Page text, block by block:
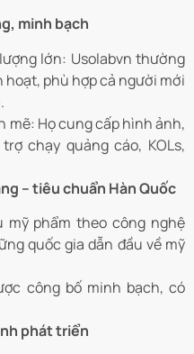
minh bạch
lớn: Usolabvn thường
phù hợp cả người mới
mẽ: Họ cung cấp hình ảnh,
chạy quảng cáo, KOLs,
– tiêu chuẩn Hàn Quốc
mỹ phẩm theo công nghệ
quốc gia dẫn đầu về mỹ
công bố minh bạch, có
phát triển